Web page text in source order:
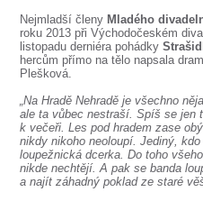
O
DÁLE
Nejmladší členy Mladého
roku 2013 při Východočeském
listopadu derniéra pohádky
hercům přímo na tělo napsala
Plešková.
„Na Hradě Nehradě je všechno
ale ta vůbec nestraší. Spíš se jen
k večeři. Les pod hradem zase
nikdy nikoho neoloupí. Jediný,
loupežnická dcerka. Do toho
nikde nechtějí. A pak se banda
a najít záhadný poklad ze staré